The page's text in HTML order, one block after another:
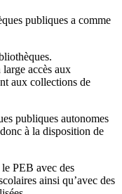
publiques a comme
accès aux
aux collections de
publiques autonomes
à la disposition de
PEB avec des
ainsi qu’avec des